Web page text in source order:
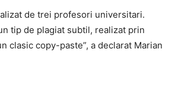
de trei profesori universitari.
tip de plagiat subtil, realizat prin
clasic copy-paste”, a declarat Marian